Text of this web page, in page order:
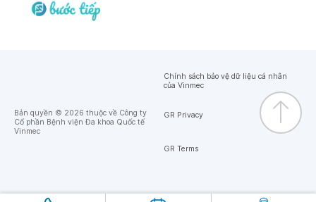
Bản quyền © 2026 thuộc về Công ty
Cổ phần Bệnh viện Đa khoa Quốc tế
Vinmec
Chính sách bảo vệ dữ liệu cá nhân
của Vinmec
GR Privacy
GR Terms